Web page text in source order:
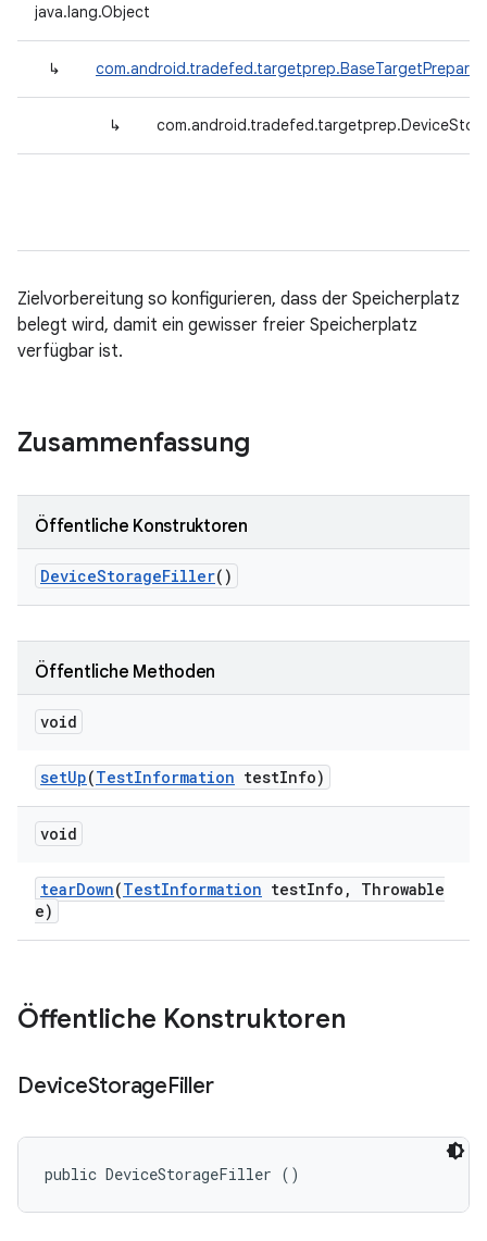
java.lang.Object
↳ com.android.tradefed.targetprep.BaseTargetPreparer
↳
Zielvorbereitung so konfigurieren, dass der Speicherplatz
belegt wird, damit ein gewisser freier Speicherplatz
verfügbar ist.
Zusammenfassung
Öffentliche Konstruktoren
DeviceStorageFiller()
Öffentliche Methoden
void
setUp(TestInformation testInfo)
void
tearDown(TestInformation testInfo ,
Throwable
e)
Öffentliche Konstruktoren
DeviceStorageFiller
public DeviceStorageFiller ()